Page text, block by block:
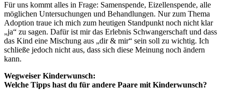
Für uns kommt alles in Fra­ge: Samen­spen­de, Eizel­len­spen­de, alle
mög­li­chen Unter­su­chun­gen und Behand­lun­gen. Nur zum The­ma
Adop­ti­on traue ich mich zum heu­ti­gen Stand­punkt noch nicht klar
„ja“ zu sagen. Dafür ist mir das Erleb­nis Schwan­ger­schaft und dass
das Kind eine Mischung aus „dir & mir“ sein soll zu wich­tig. Ich
schlie­ße jedoch nicht aus, dass sich die­se Mei­nung noch ändern
kann.
Weg­wei­ser Kin­der­wunsch:
Wel­che Tipps hast du für ande­re Paa­re mit Kin­der­wunsch?